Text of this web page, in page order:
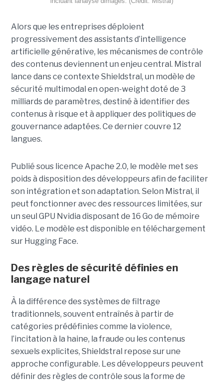
Alors que les entreprises déploient
progressivement des assistants d’intelligence
artificielle générative, les mécanismes de contrôle
des contenus deviennent un enjeu central. Mistral
lance dans ce contexte Shieldstral, un modèle de
sécurité multimodal en open-weight doté de 3
milliards de paramètres, destiné à identifier des
contenus à risque et à appliquer des politiques de
gouvernance adaptées. Ce derniercouvre 12
langues.
Publié sous licence Apache 2.0, le modèle met ses
poids à disposition des développeurs afin de faciliter
son intégration et son adaptation. Selon Mistral, il
peut fonctionner avec des ressources limitées, sur
un seul GPU Nvidia disposant de 16 Go de mémoire
vidéo. Le modèle est disponible en téléchargement
sur Hugging Face.
Des règles de sécurité définies en
langage naturel
À la différence des systèmes de filtrage
traditionnels, souvent entraînés à partir de
catégories prédéfinies comme la violence,
l’incitation à la haine, la fraude ou les contenus
sexuels explicites, Shieldstral repose sur une
approche configurable. Les développeurs peuvent
définir des règles de contrôle sous la forme de